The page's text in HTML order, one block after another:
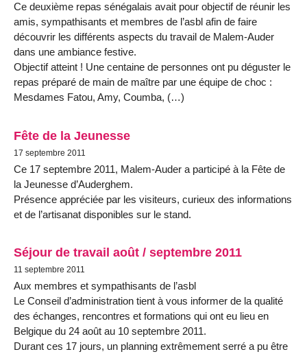
Ce deuxième repas sénégalais avait pour objectif de réunir les
amis, sympathisants et membres de l’asbl afin de faire
découvrir les différents aspects du travail de Malem-Auder
dans une ambiance festive.
Objectif atteint ! Une centaine de personnes ont pu déguster le
repas préparé de main de maître par une équipe de choc :
Mesdames Fatou, Amy, Coumba, (…)
Fête de la Jeunesse
17 septembre 2011
Ce 17 septembre 2011, Malem-Auder a participé à la Fête de
la Jeunesse d’Auderghem.
Présence appréciée par les visiteurs, curieux des informations
et de l’artisanat disponibles sur le stand.
Séjour de travail août / septembre 2011
11 septembre 2011
Aux membres et sympathisants de l’asbl
Le Conseil d’administration tient à vous informer de la qualité
des échanges, rencontres et formations qui ont eu lieu en
Belgique du 24 août au 10 septembre 2011.
Durant ces 17 jours, un planning extrêmement serré a pu être